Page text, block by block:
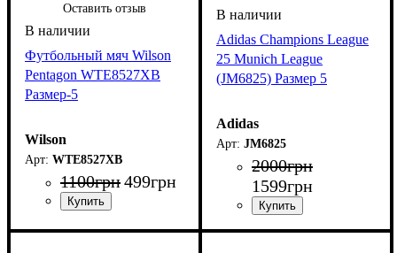
Оставить отзыв
Футбольный мяч Wilson
Pentagon WTE8527XB
Размер-5
Wilson
WTE8527XB
1100грн499грн
Adidas Champions League
25 Munich League
(JM6825) Размер 5
Adidas
JM6825
2000грн
1599грн